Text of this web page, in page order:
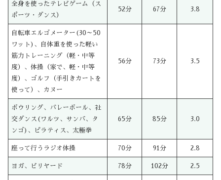
全身を使ったテレビゲーム（ス
ポーツ・ダンス）
52分 67分 3.8
自転車エルゴメーター(30～50
ワット)、自体重を使った軽い
筋力トレーニング（軽・中等
度）、体操（家で、軽・中等
度）、ゴルフ（手引きカートを
使って）、カヌー
56分 73分 3.5
ボウリング、バレーボール、社
交ダンス(ワルツ、サンバ、タ
ンゴ)、ピラティス、太極拳
65分 85分 3.0
座って行うラジオ体操 70分 91分 2.8
ヨガ、ビリヤード 78分 102分 2.5